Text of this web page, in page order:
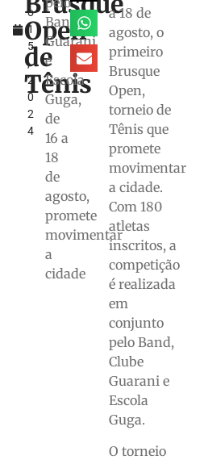
o
1
5
,
2
0
2
4
Open
de
Tênis
Band,
Guarani
e
Escola
Guga,
de
16 a
18
de
agosto,
promete
movimentar
a
cidade
a 18 de
agosto, o
primeiro
Brusque
Open,
torneio de
Tênis que
promete
movimentar
a cidade.
Com 180
atletas
inscritos, a
competição
é realizada
em
conjunto
pelo Band,
Clube
Guarani e
Escola
Guga.
O torneio